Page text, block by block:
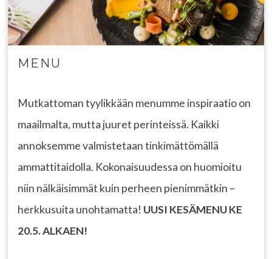
MENU
Mutkattoman tyylikkään menumme inspiraatio on
maailmalta, mutta juuret perinteissä. Kaikki
annoksemme valmistetaan tinkimättömällä
ammattitaidolla. Kokonaisuudessa on huomioitu
niin nälkäisimmät kuin perheen pienimmätkin –
herkkusuita unohtamatta! UUSI KESÄMENU KE
20.5. ALKAEN!